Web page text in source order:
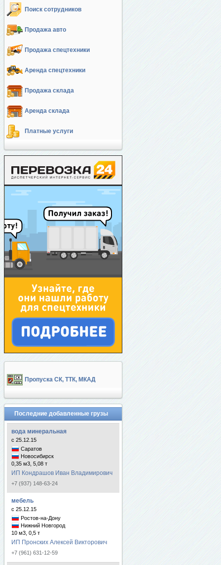
Поиск сотрудников
Продажа авто
Продажа спецтехники
Аренда спецтехники
Продажа склада
Аренда склада
Платные услуги
Пропуска СК, ТТК, МКАД
Последние добавленные грузы
вода минеральная
с 25.12.15
Саратов
Новосибирск
0,35 м3, 5,08 т
ИП Кондрашов Иван Владимирович
+7 (937) 148-63-24
мебель
с 25.12.15
Ростов-на-Дону
Нижний Новгород
10 м3, 0,5 т
ИП Пронских Алексей Викторович
+7 (961) 631-12-59